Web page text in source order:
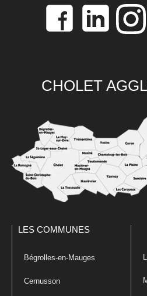
CHOLET
LES COMMUNES
Bégrolles-en-Mauges
Cernusson